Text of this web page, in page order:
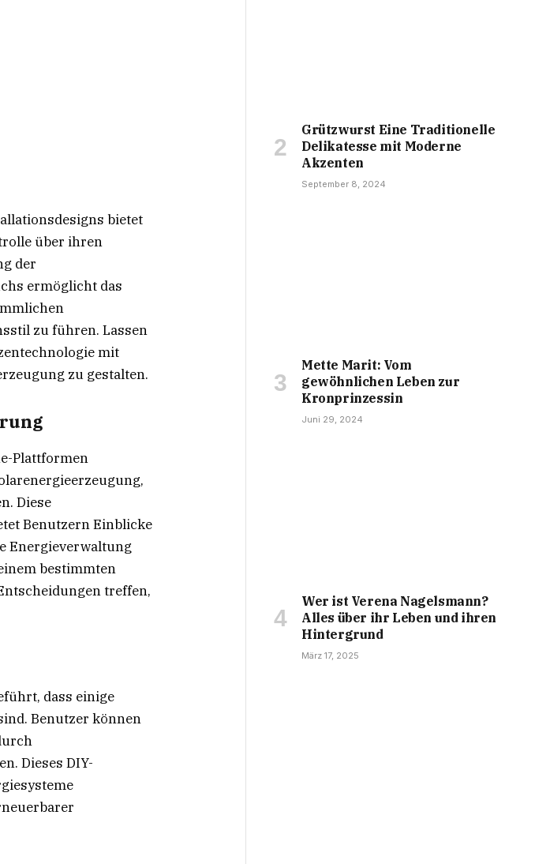
bietet
über ihren
der
ermöglicht das
zu führen. Lassen
mit
zu gestalten.
Plattformen
Diese
Benutzern Einblicke
Energieverwaltung
bestimmten
treffen,
dass einige
Benutzer können
Dieses DIY-
Grützwurst Eine Traditionelle
Delikatesse mit Moderne
Akzenten
September 8, 2024
Mette Marit: Vom
gewöhnlichen Leben zur
Kronprinzessin
Juni 29, 2024
Wer ist Verena Nagelsmann?
Alles über ihr Leben und ihren
Hintergrund
März 17, 2025